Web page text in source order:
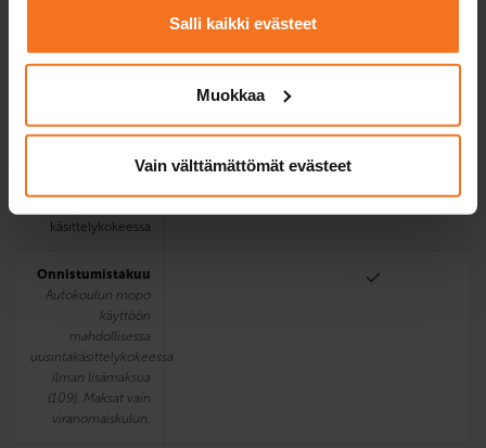
Salli kaikki evästeet
Muokkaa
Vain välttämättömät evästeet
ja ajovarusteiden
käsittelykokeessa
Onnistumistakuu
Autokoulun mopo
käyttöön
mahdollisessa
uusintakäsittelykokeessa
ilman lisämaksua
(109). Maksat vain
viranomaiskulun.